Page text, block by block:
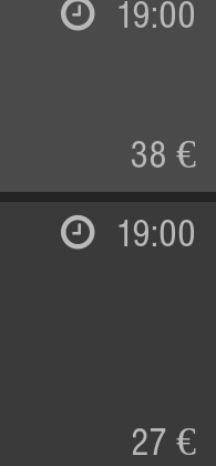
19:00
38 €
19:00
27 €